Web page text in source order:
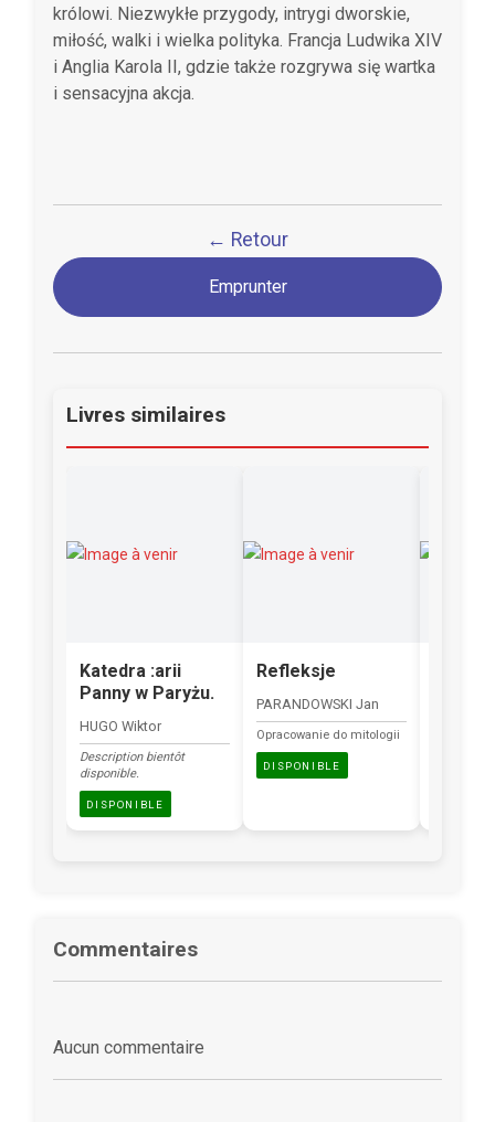
królowi. Niezwykłe przygody, intrygi dworskie,
miłość, walki i wielka polityka. Francja Ludwika XIV
i Anglia Karola II, gdzie także rozgrywa się wartka
i sensacyjna akcja.
← Retour
Emprunter
Livres similaires
Katedra :arii
Panny w Paryżu.
HUGO Wiktor
Description bientôt
disponible.
DISPONIBLE
Refleksje
PARANDOWSKI Jan
Opracowanie do mitologii
DISPONIBLE
Commentaires
Aucun commentaire